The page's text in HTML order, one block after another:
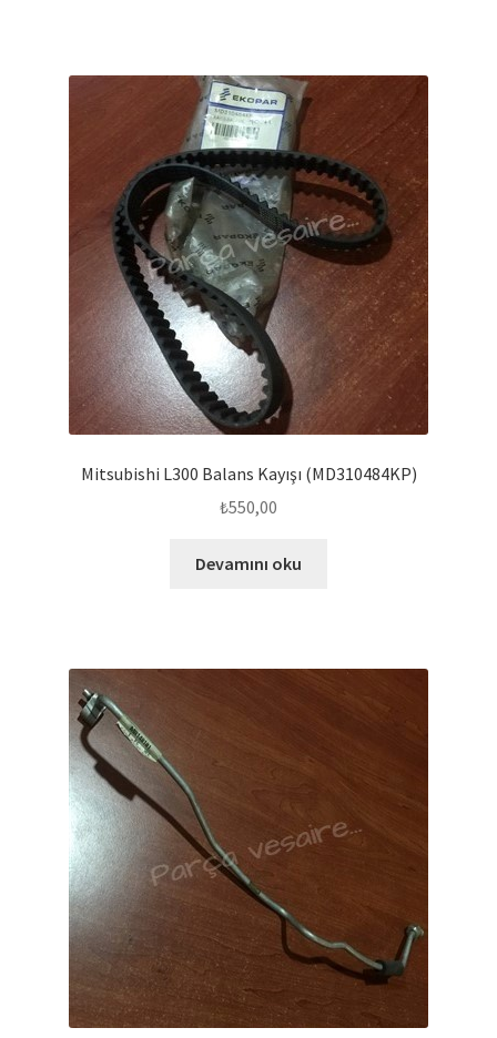
Mitsubishi L300 Balans Kayışı (MD310484KP)
₺550,00
Devamını oku